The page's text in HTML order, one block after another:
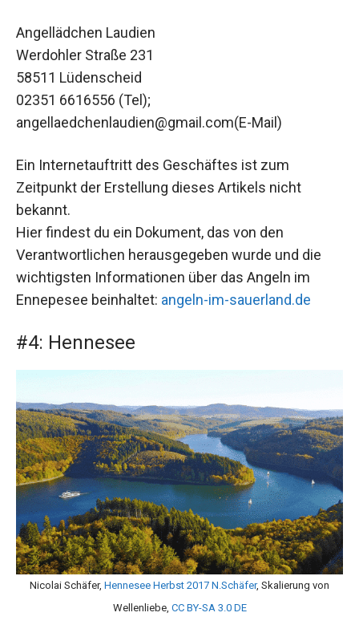
Angellädchen Laudien
Werdohler Straße 231
58511 Lüdenscheid
02351 6616556 (Tel);
angellaedchenlaudien@gmail.com(E-Mail)
Ein Internetauftritt des Geschäftes ist zum
Zeitpunkt der Erstellung dieses Artikels nicht
bekannt.
Hier findest du ein Dokument, das von den
Verantwortlichen herausgegeben wurde und die
wichtigsten Informationen über das Angeln im
Ennepesee beinhaltet: angeln-im-sauerland.de
#4: Hennesee
Nicolai Schäfer, Hennesee Herbst 2017 N.Schäfer, Skalierung von
Wellenliebe, CC BY-SA 3.0 DE